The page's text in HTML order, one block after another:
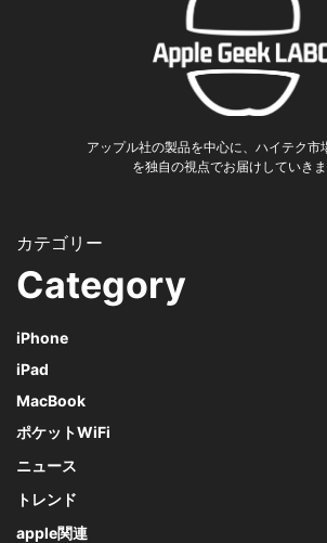
アップル社の製品を中心に、ハイテク市
を独自の視点でお届けしていきま
Category
iPhone
iPad
MacBook
ポケットWiFi
ニュース
トレンド
apple関連